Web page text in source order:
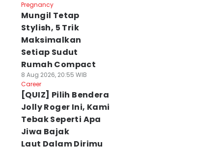
Pregnancy
Mungil Tetap
Stylish, 5 Trik
Maksimalkan
Setiap Sudut
Rumah Compact
8 Aug 2026, 20:55 WIB
Career
[QUIZ] Pilih Bendera
Jolly Roger Ini, Kami
Tebak Seperti Apa
Jiwa Bajak
Laut Dalam Dirimu